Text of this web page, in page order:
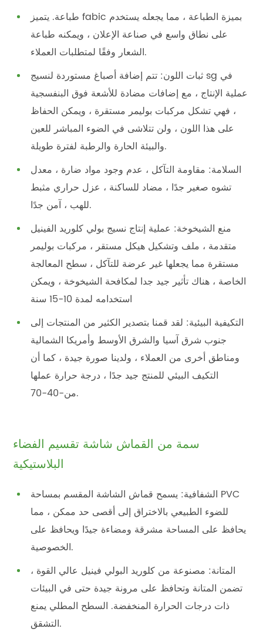
طباعة. يتميز fabic بميزة الطباعة ، مما يجعله يستخدم
على نطاق واسع في صناعة الإعلان ، ويمكنه طباعة
الشعار وفقًا لمتطلبات العملاء.
ثبات اللون: تتم إضافة أصباغ مستوردة لنسيج sg في
عملية الإنتاج ، مع إضافات مضادة للأشعة فوق البنفسجية
، فهي تشكل مركبات بوليمر مستقرة ، ويمكن الحفاظ
على هذا اللون ، ولن تتلاشى في الضوء المباشر للعين
والبيئة الحارة والرطبة لفترة طويلة.
السلامة: مقاومة التآكل ، عدم وجود مواد ضارة ، معدل
تشوه صغير جدًا ، مضاد للساكنة ، عزل حراري مثبط
للهب ، آمن جدًا.
منع الشيخوخة: عملية إنتاج نسيج بولي كلوريد الفينيل
متقدمة ، ملف وتشكيل هيكل مستقر ، مركبات بوليمر
مستقرة مما يجعلها غير عرضة للتآكل ، سطح المعالجة
الخاصة ، هناك تأثير جيد جدا لمكافحة الشيخوخة ، ويمكن
استخدامه لمدة 10-15 سنة
التكيفية البيئية: لقد قمنا بتصدير الكثير من المنتجات إلى
جنوب شرق آسيا والشرق الأوسط وأمريكا الشمالية
ومناطق أخرى من العملاء ، ولدينا صورة جيدة ، كما أن
التكيف البيئي للمنتج جيد جدًا ، درجة حرارة عملها
من-40-70.
سمة من القماش شاشة تقسيم الفضاء
البلاستيكية
الشفافية: يسمح قماش الشاشة المقسم بمساحة PVC
للضوء الطبيعي بالاختراق إلى أقصى حد ممكن ، مما
يحافظ على المساحة مشرقة ومضاءة جيدًا ويحافظ على
الخصوصية.
المتانة: مصنوعة من كلوريد البولي فينيل عالي القوة ،
تضمن المتانة وتحافظ على مرونة جيدة حتى في البيئات
ذات درجات الحرارة المنخفضة. السطح المطلي يمنع
التشقق.